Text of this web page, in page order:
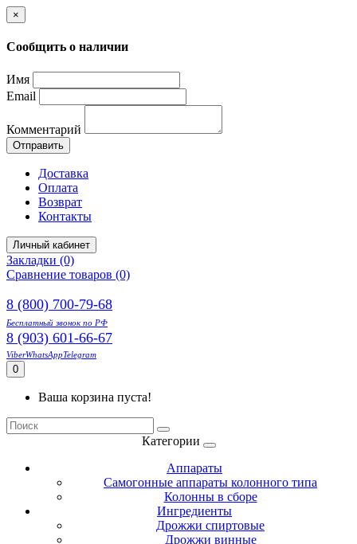
×
Сообщить о наличии
Имя
Email
Комментарий
Отправить
Доставка
Оплата
Возврат
Контакты
Личный кабинет
Закладки (0)
Сравнение товаров (0)
8 (800) 700-79-68
Бесплатный звонок по РФ
8 (903) 601-66-67
ViberWhatsAppTelegram
0
Ваша корзина пуста!
Категории
Аппараты
Самогонные аппараты колонного типа
Колонны в сборе
Ингредиенты
Дрожжи спиртовые
Дрожжи винные